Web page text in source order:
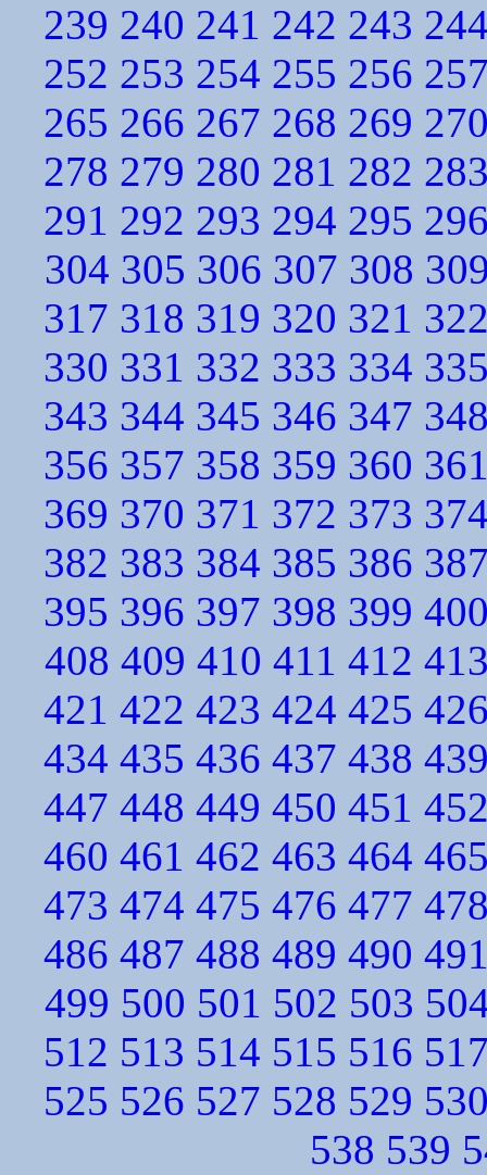
239 240 241 242 243
252 253 254 255 256
265 266 267 268 269
278 279 280 281 282
291 292 293 294 295
304 305 306 307 308
317 318 319 320 321
330 331 332 333 334
343 344 345 346 347
356 357 358 359 360
369 370 371 372 373
382 383 384 385 386
395 396 397 398 399
408 409 410 411 412
421 422 423 424 425
434 435 436 437 438
447 448 449 450 451
460 461 462 463 464
473 474 475 476 477
486 487 488 489 490
499 500 501 502 503
512 513 514 515 516
525 526 527 528 529
538 539